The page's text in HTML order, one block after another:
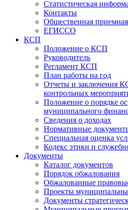
Статистическая
Контакты
Общественная приемная
ЕГИССО
КСП
Положение о КСП
Руководитель
Регламент КСП
План работы на год
Отчеты и заключения
контрольных
Положение о порядке
муниципального
Сведения о доходах
Нормативные
Специальная оценка
Кодекс этики и
Документы
Каталог документов
Порядок обжалования
Обжалованные
Проекты
Документы